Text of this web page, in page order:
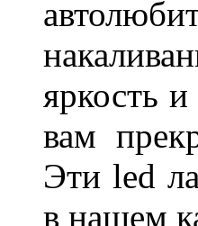
яркость
вам
Эти led
в нашем